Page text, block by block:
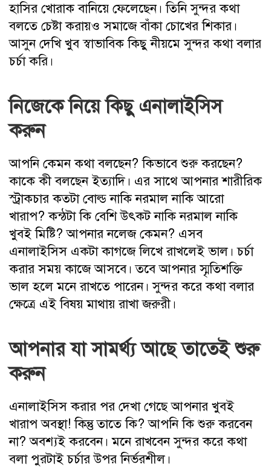
হাসির খোরাক বানিয়ে ফেলেছেন। তিনি সুন্দর কথা
বলতে চেষ্টা করায়ও সমাজে বাঁকা চোখের শিকার।
আসুন দেখি খুব স্বাভাবিক কিছু নীয়মে সুন্দর কথা বলার
চর্চা করি।
নিজেকে নিয়ে কিছু এনালাইসিস
করুন
আপনি কেমন কথা বলছেন? কিভাবে শুরু করছেন?
কাকে কী বলছেন ইত্যাদি। এর সাথে আপনার শারীরিক
স্ট্রাকচার কতটা বোল্ড নাকি নরমাল নাকি আরো
খারাপ? কন্ঠটা কি বেশি উৎকট নাকি নরমাল নাকি
খুবই মিষ্টি? আপনার নলেজ কেমন? এসব
এনালাইসিস একটা কাগজে লিখে রাখলেই ভাল। চর্চা
করার সময় কাজে আসবে। তবে আপনার স্মৃতিশক্তি
ভাল হলে মনে রাখতে পারেন। সুন্দর করে কথা বলার
ক্ষেত্রে এই বিষয় মাথায় রাখা জরুরী।
আপনার যা সামর্থ্য আছে তাতেই শুরু
করুন
এনালাইসিস করার পর দেখা গেছে আপনার খুবই
খারাপ অবস্থা! কিন্তু তাতে কি? আপনি কি শুরু করবেন
না? অবশ্যই করবেন। মনে রাখবেন সুন্দর করে কথা
বলা পুরটাই চর্চার উপর নির্ভরশীল।